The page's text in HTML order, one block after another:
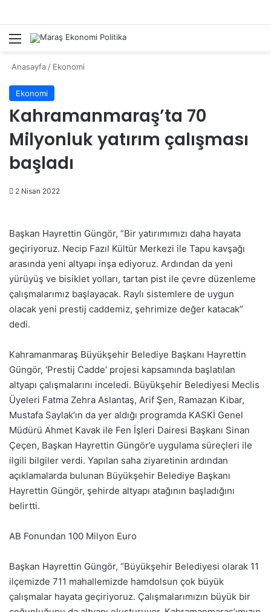
Menü
Anasayfa / Ekonomi
Ekonomi
Kahramanmaraş’ta 70
Milyonluk yatırım çalışması
başladı
2 Nisan 2022
Başkan Hayrettin Güngör, “Bir yatırımımızı daha hayata
geçiriyoruz. Necip Fazıl Kültür Merkezi ile Tapu kavşağı
arasında yeni altyapı inşa ediyoruz. Ardından da yeni
yürüyüş ve bisiklet yolları, tartan pist ile çevre düzenleme
çalışmalarımız başlayacak. Raylı sistemlere de uygun
olacak yeni prestij caddemiz, şehrimize değer katacak”
dedi.
Kahramanmaraş Büyükşehir Belediye Başkanı Hayrettin
Güngör, ‘Prestij Cadde’ projesi kapsamında başlatılan
altyapı çalışmalarını inceledi. Büyükşehir Belediyesi Meclis
Üyeleri Fatma Zehra Aslantaş, Arif Şen, Ramazan Kibar,
Mustafa Saylak’ın da yer aldığı programda KASKİ Genel
Müdürü Ahmet Kavak ile Fen İşleri Dairesi Başkanı Sinan
Çeçen, Başkan Hayrettin Güngör’e uygulama süreçleri ile
ilgili bilgiler verdi. Yapılan saha ziyaretinin ardından
açıklamalarda bulunan Büyükşehir Belediye Başkanı
Hayrettin Güngör, şehirde altyapı atağının başladığını
belirtti.
AB Fonundan 100 Milyon Euro
Başkan Hayrettin Güngör, “Büyükşehir Belediyesi olarak 11
ilçemizde 711 mahallemizde hamdolsun çok büyük
çalışmalar hayata geçiriyoruz. Çalışmalarımızın büyük bir